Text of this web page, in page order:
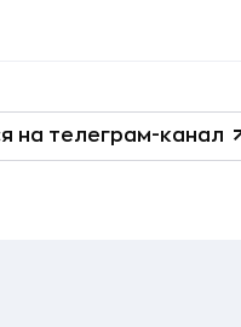
на телеграм-канал